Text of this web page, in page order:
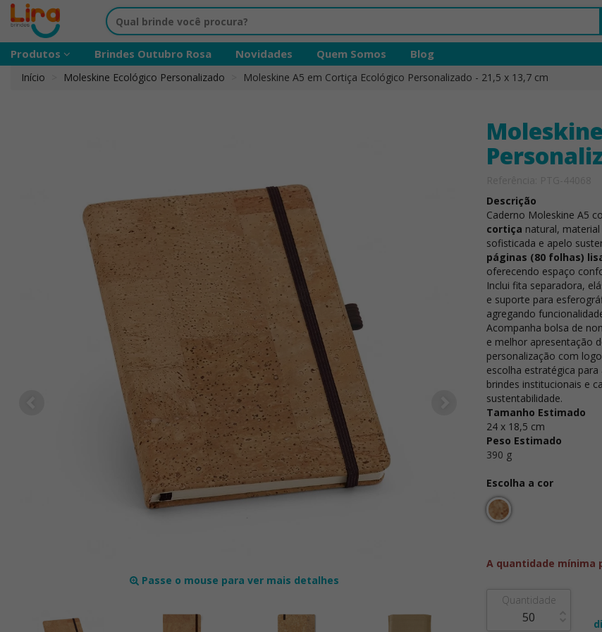
Produtos Brindes Outubro Rosa Novidades Quem Somos Blog
Início Moleskine Ecológico Personalizado Moleskine A5 em Cortiça Ecológico Personalizado - 21,5 x 13,7 cm
Passe o mouse para ver mais detalhes
Descrição
Caderno Moleskine A5
cortiça natural,
sofisticada e apelo
páginas (80 folhas)
oferecendo espaço
Inclui fita separadora,
e suporte para
agregando
Acompanha bolsa de
e melhor apresentação
personalização com
escolha estratégica
brindes institucionais e
sustentabilidade.
Tamanho Estimado
24 x 18,5 cm
Peso Estimado
390 g
Escolha a cor
A quantidade mínima
Quantidade